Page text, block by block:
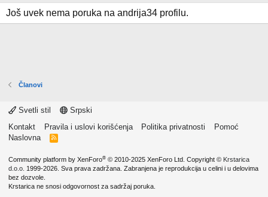
Još uvek nema poruka na andrija34 profilu.
Članovi
Svetli stil
Srpski
Kontakt
Pravila i uslovi korišćenja Politika privatnosti
Pomoć
Naslovna
R
Community platform by XenForo® © 2010-2025 XenForo Ltd. Copyright © Krstarica
d.o.o. 1999-2026. Sva prava zadržana. Zabranjena je reprodukcija u celini i u delovima
bez dozvole.
Krstarica ne snosi odgovornost za sadržaj poruka.